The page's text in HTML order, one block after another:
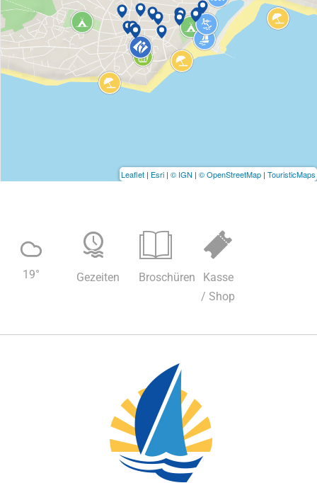
Leaflet | Esri | © IGN | © OpenStreetMap | TouristicMaps
19° Gezeiten Broschüren
Kasse
/ Shop